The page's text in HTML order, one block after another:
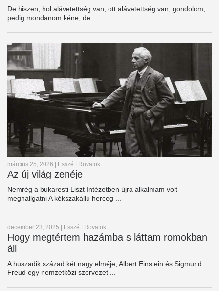
De hiszen, hol alávetettség van, ott alávetettség van, gondolom,
pedig mondanom kéne, de ...
március 25, 2026 Esszé Rovatok
Az új világ zenéje
Nemrég a bukaresti Liszt Intézetben újra alkalmam volt
meghallgatni A kékszakállú herceg ...
december 23, 2025 Esszé Rovatok
Hogy megtértem hazámba s láttam romokban
áll
A huszadik század két nagy elméje, Albert Einstein és Sigmund
Freud egy nemzetközi szervezet ...